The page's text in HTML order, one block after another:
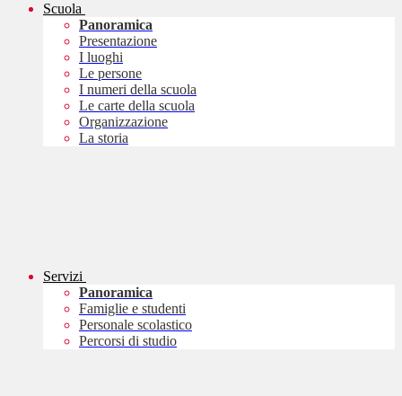
Scuola
Panoramica
Presentazione
I luoghi
Le persone
I numeri della scuola
Le carte della scuola
Organizzazione
La storia
Servizi
Panoramica
Famiglie e studenti
Personale scolastico
Percorsi di studio